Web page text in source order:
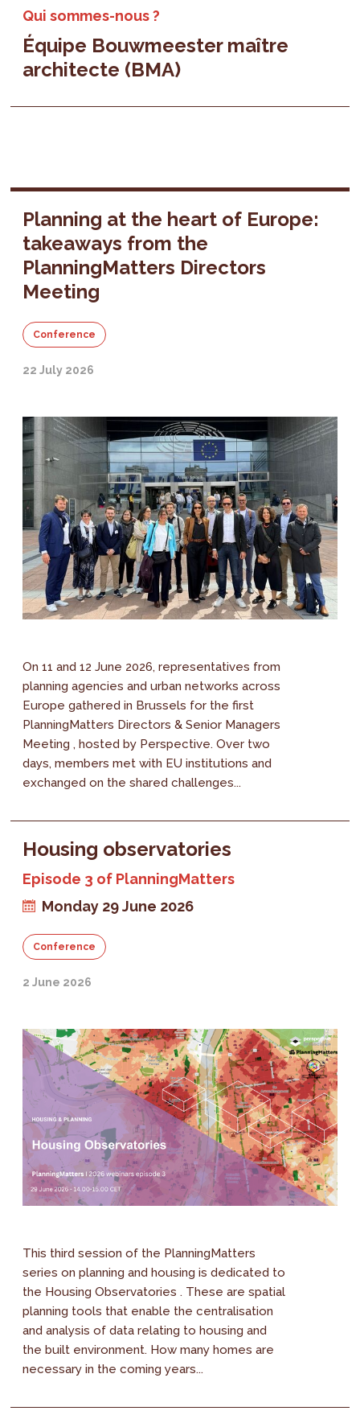
Qui sommes-nous ?
Équipe Bouwmeester maître
architecte (BMA)
Planning at the heart of Europe:
takeaways from the
PlanningMatters Directors
Meeting
Conference
22 July 2026
On 11 and 12 June 2026, representatives from
planning agencies and urban networks across
Europe gathered in Brussels for the first
PlanningMatters Directors & Senior Managers
Meeting , hosted by Perspective. Over two
days, members met with EU institutions and
exchanged on the shared challenges...
Housing observatories
Episode 3 of PlanningMatters
Monday 29 June 2026
Conference
2 June 2026
This third session of the PlanningMatters
series on planning and housing is dedicated to
the Housing Observatories . These are spatial
planning tools that enable the centralisation
and analysis of data relating to housing and
the built environment. How many homes are
necessary in the coming years...